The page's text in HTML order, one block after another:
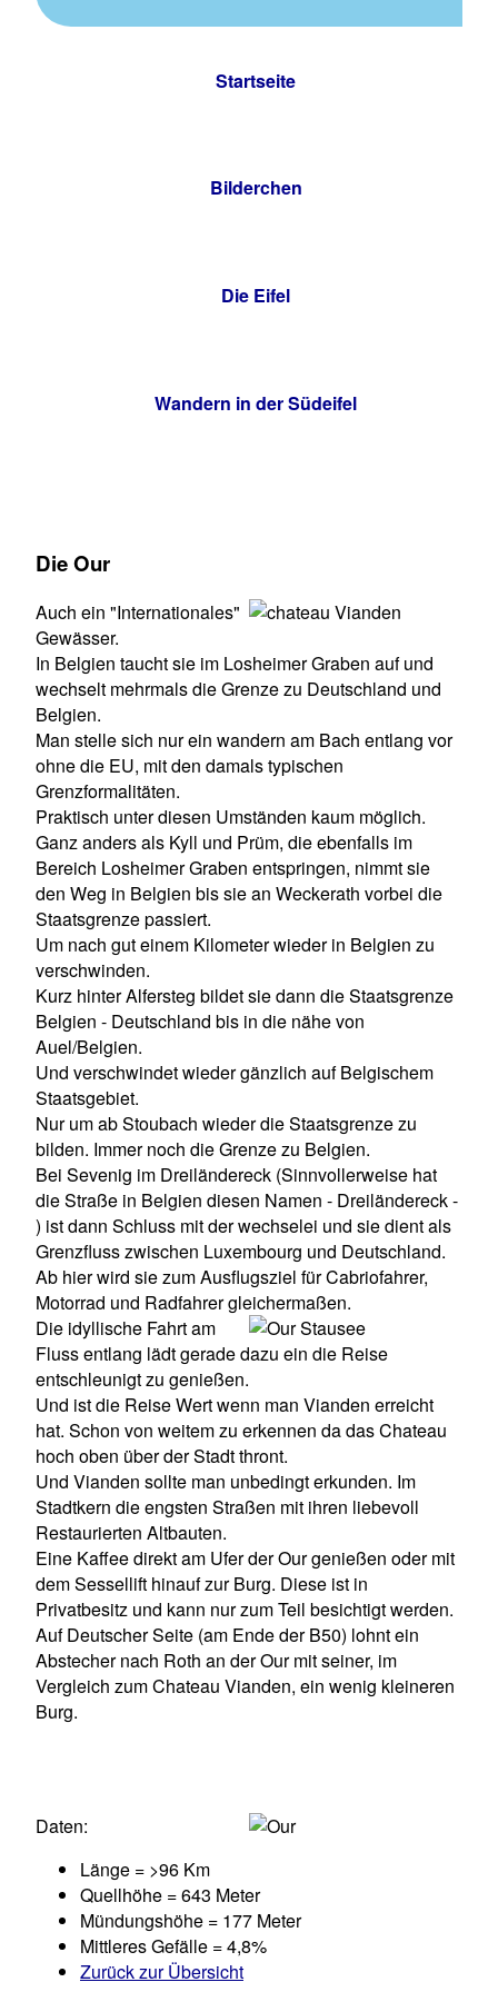
Startseite
Bilderchen
Die Eifel
Wandern in der Südeifel
Die Our
Auch ein "Internationales"
Gewässer.
In Belgien taucht sie im Losheimer Graben auf und
wechselt mehrmals die Grenze zu Deutschland und
Belgien.
Man stelle sich nur ein wandern am Bach entlang vor
ohne die EU, mit den damals typischen
Grenzformalitäten.
Praktisch unter diesen Umständen kaum möglich.
Ganz anders als Kyll und Prüm, die ebenfalls im
Bereich Losheimer Graben entspringen, nimmt sie
den Weg in Belgien bis sie an Weckerath vorbei die
Staatsgrenze passiert.
Um nach gut einem Kilometer wieder in Belgien zu
verschwinden.
Kurz hinter Alfersteg bildet sie dann die Staatsgrenze
Belgien - Deutschland bis in die nähe von
Auel/Belgien.
Und verschwindet wieder gänzlich auf Belgischem
Staatsgebiet.
Nur um ab Stoubach wieder die Staatsgrenze zu
bilden. Immer noch die Grenze zu Belgien.
Bei Sevenig im Dreiländereck (Sinnvollerweise hat
die Straße in Belgien diesen Namen - Dreiländereck -
) ist dann Schluss mit der wechselei und sie dient als
Grenzfluss zwischen Luxembourg und Deutschland.
Ab hier wird sie zum Ausflugsziel für Cabriofahrer,
Motorrad und Radfahrer gleichermaßen.
Die idyllische Fahrt am
Fluss entlang lädt gerade dazu ein die Reise
entschleunigt zu genießen.
Und ist die Reise Wert wenn man Vianden erreicht
hat. Schon von weitem zu erkennen da das Chateau
hoch oben über der Stadt thront.
Und Vianden sollte man unbedingt erkunden. Im
Stadtkern die engsten Straßen mit ihren liebevoll
Restaurierten Altbauten.
Eine Kaffee direkt am Ufer der Our genießen oder mit
dem Sessellift hinauf zur Burg. Diese ist in
Privatbesitz und kann nur zum Teil besichtigt werden.
Auf Deutscher Seite (am Ende der B50) lohnt ein
Abstecher nach Roth an der Our mit seiner, im
Vergleich zum Chateau Vianden, ein wenig kleineren
Burg.
Daten:
Länge = >96 Km
Quellhöhe = 643 Meter
Mündungshöhe = 177 Meter
Mittleres Gefälle = 4,8%
Zurück zur Übersicht